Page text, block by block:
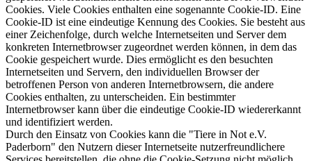
Cookies. Viele Cookies enthalten eine sogenannte Cookie-ID. Eine
Cookie-ID ist eine eindeutige Kennung des Cookies. Sie besteht aus
einer Zeichenfolge, durch welche Internetseiten und Server dem
konkreten Internetbrowser zugeordnet werden können, in dem das
Cookie gespeichert wurde. Dies ermöglicht es den besuchten
Internetseiten und Servern, den individuellen Browser der
betroffenen Person von anderen Internetbrowsern, die andere
Cookies enthalten, zu unterscheiden. Ein bestimmter
Internetbrowser kann über die eindeutige Cookie-ID wiedererkannt
und identifiziert werden.
Durch den Einsatz von Cookies kann die "Tiere in Not e.V.
Paderborn" den Nutzern dieser Internetseite nutzerfreundlichere